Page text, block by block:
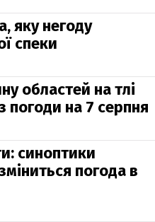
яку негоду
спеки
областей на тлі
погоди на 7 серпня
синоптики
погода в